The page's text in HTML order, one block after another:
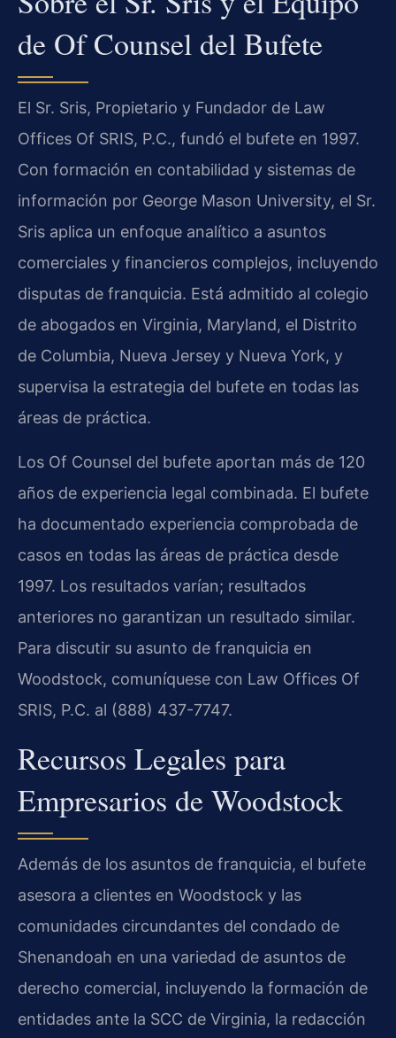
de Of Counsel del Bufete
El Sr. Sris, Propietario y Fundador de Law
Offices Of SRIS, P.C., fundó el bufete en 1997.
Con formación en contabilidad y sistemas de
información por George Mason University, el Sr.
Sris aplica un enfoque analítico a asuntos
comerciales y financieros complejos, incluyendo
disputas de franquicia. Está admitido al colegio
de abogados en Virginia, Maryland, el Distrito
de Columbia, Nueva Jersey y Nueva York, y
supervisa la estrategia del bufete en todas las
áreas de práctica.
Los Of Counsel del bufete aportan más de 120
años de experiencia legal combinada. El bufete
ha documentado experiencia comprobada de
casos en todas las áreas de práctica desde
1997. Los resultados varían; resultados
anteriores no garantizan un resultado similar.
Para discutir su asunto de franquicia en
Woodstock, comuníquese con Law Offices Of
SRIS, P.C. al (888) 437-7747.
Recursos Legales para
Empresarios de Woodstock
Además de los asuntos de franquicia, el bufete
asesora a clientes en Woodstock y las
comunidades circundantes del condado de
Shenandoah en una variedad de asuntos de
derecho comercial, incluyendo la formación de
entidades ante la SCC de Virginia, la redacción